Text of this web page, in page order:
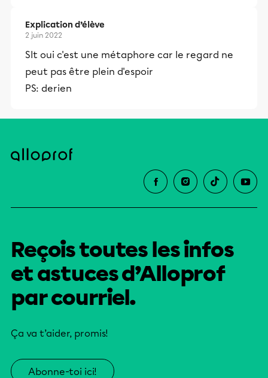
Explication d’élève
2 juin 2022
Slt oui c'est une métaphore car le regard ne
peut pas être plein d'espoir
PS: derien
Reçois toutes les infos
et astuces d’Alloprof
par courriel.
Ça va t’aider, promis!
Abonne-toi ici!